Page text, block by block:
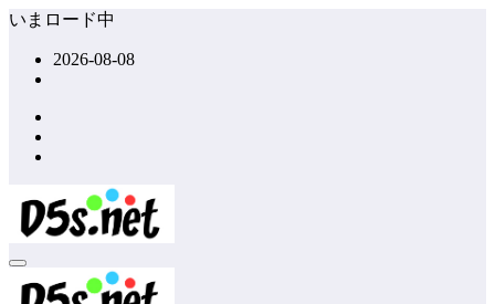
コ
ッ
プ
いまロード中
2026-08-08